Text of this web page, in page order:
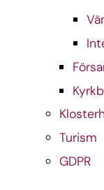
Turism
GDPR